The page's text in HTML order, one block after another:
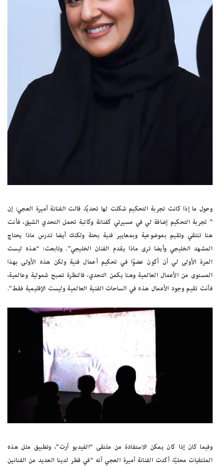
وحول ما إذا كانت تجربة التحكيم شكلت لها تحديًا، قالت الفنانة أميرة العجي: إن
” تجربة التحكيم إضافة لي في مسيرتي كفنانة وكاتبة تحمل التحدي الشيق، فأنت
هنا تنتقي وتقيم بموضوعية وبمعايير فنية بحتة ولكنك أيضا تدرس ماذا يحتاج
المشهد الخليجي وأيضا ترى ماذا يقدم الفنان الخليجي”. وتابعت: “هذه ليست
المرة الأولى لي أن أكون عضوًا في تحكيم أعمال فنية ولكن هذه الأولى بهذا
المستوى من الأعمال العالمية وهنا يكمن التحدي، فالنظرة تصبح شمولية وعالمية،
فأنت تقيم وجود الأعمال هذه في الساحات الفنية العالمية وليست الإقليمية فقط”.
وفيما كان إذا كان يمكن الاستفادة من ملتقى “الفيديو آرت”، وتطبيق مثل هذه
الملتقيات محليًا، أكدت الفنانة أميرة العجي أنه “في قطر لدينا العديد من الفنانين